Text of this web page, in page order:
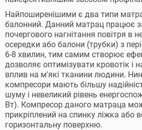
Найпоширенішими є два типи
балонний. Данний матрац працює
почергового нагнітання повітря в
осередки або балони (трубки) з
6-8 хвилин, тим самим створює
дозволяє оптимізувати кровотік і
вплив на м'які тканини людини.
компресори мають більшу
шуму і невеликий рівень
Вт). Компресор даного матраца
прикріплений на спинку ліжка або
горизонтальну поверхню.